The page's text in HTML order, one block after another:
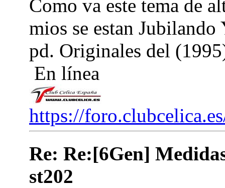
Como va este tema de
mios se estan Jubilando
pd. Originales del
En línea
https://
Re: Re:[6Gen]
st202